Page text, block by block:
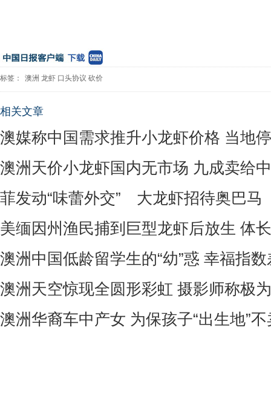
标签： 澳洲 龙虾 口头协议 砍价
相关文章
澳媒称中国需求推升小龙虾价格 当地
澳洲天价小龙虾国内无市场 九成卖给
菲发动“味蕾外交” 大龙虾招待奥巴马
美缅因州渔民捕到巨型龙虾后放生 体
澳洲中国低龄留学生的“幼”惑 幸福指
澳洲天空惊现全圆形彩虹 摄影师称极
澳洲华裔车中产女 为保孩子“出生地”